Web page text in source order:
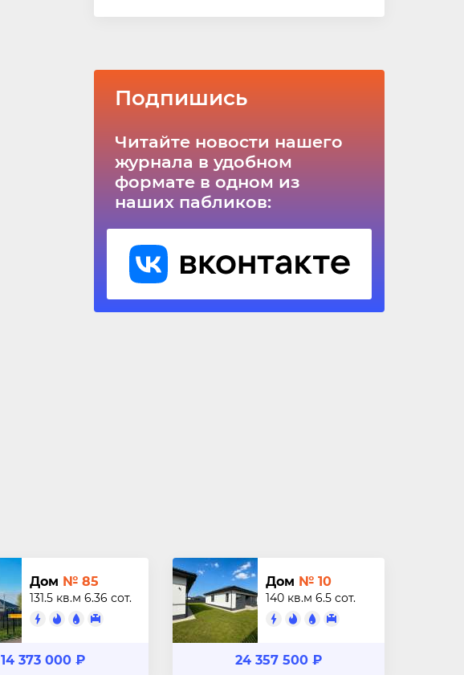
Подпишись
Читайте новости нашего
журнала в удобном
формате в одном из
наших пабликов:
Дом № 85
131.5 кв.м 6.36 сот.
14 373 000 ₽
Дом № 10
140 кв.м 6.5 сот.
24 357 500 ₽